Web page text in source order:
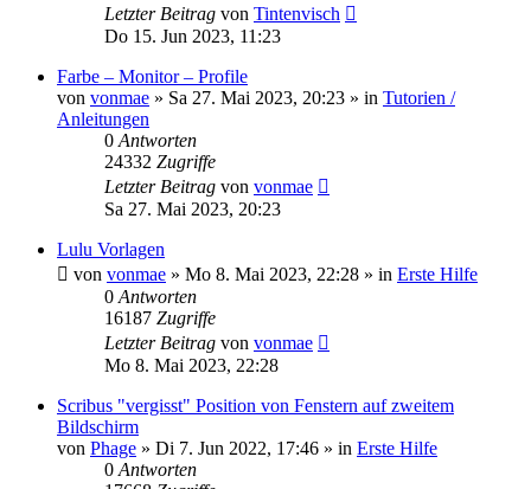
Letzter Beitrag von Tintenvisch
Do 15. Jun 2023, 11:23
Farbe – Monitor – Profile
von vonmae » Sa 27. Mai 2023, 20:23 » in Tutorien /
Anleitungen
0 Antworten
24332 Zugriffe
Letzter Beitrag von vonmae
Sa 27. Mai 2023, 20:23
Lulu Vorlagen
von vonmae » Mo 8. Mai 2023, 22:28 » in Erste Hilfe
0 Antworten
16187 Zugriffe
Letzter Beitrag von vonmae
Mo 8. Mai 2023, 22:28
Scribus "vergisst" Position von Fenstern auf zweitem
Bildschirm
von Phage » Di 7. Jun 2022, 17:46 » in Erste Hilfe
0 Antworten